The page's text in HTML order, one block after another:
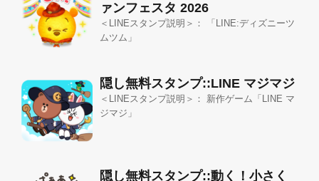
ァンフェスタ 2026
＜LINEスタンプ説明＞： 「LINE:ディズニーツ
ムツム」
隠し無料スタンプ::LINE マジマジ
＜LINEスタンプ説明＞： 新作ゲーム「LINE マ
ジマジ」
隠し無料スタンプ::動く！小さく